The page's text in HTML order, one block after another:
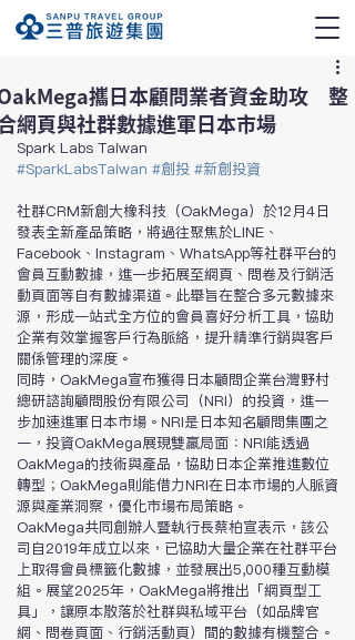
攜日本顧問業者資金助攻 整
網頁與社群數據進軍日本市場
Spark Labs Taiwan
#SparkLabsTaiwan #創投 #新創投資
社群CRM新創大橡科技（OakMega）於12月4日
發表全新產品策略，將過往聚焦於LINE、
Facebook、Instagram、WhatsApp等社群平台的
會員互動數據，進一步拓展至網頁、問卷及行銷活
動頁面等自有數據渠道。此舉旨在整合多元數據來
源，形成一站式全方位的會員喜好分析工具，協助
企業有效掌握客戶行為脈絡，提升精準行銷與客戶
關係管理的深度。
同時，OakMega宣布獲得日本顧問企業台灣野村
總研諮詢顧問股份有限公司（NRI）的投資，進一
步加速進軍日本市場。NRI是日本知名顧問集團之
一，投資OakMega展現雙贏局面：NRI能透過
OakMega的技術與產品，協助日本企業推進數位
轉型；OakMega則能借力NRI在日本市場的人脈資
源與產業洞察，優化市場布局策略。
OakMega共同創辦人暨執行長蔡柏宣表示，該公
司自2019年成立以來，已協助大量企業在社群平台
上取得會員標籤化數據，並發展出5,000種互動模
組。展望2025年，OakMega將推出「網頁型工
具」，讓原本散落於社群與私域平台（如品牌官
網、問卷頁面、行銷活動頁）間的數據有機整合。